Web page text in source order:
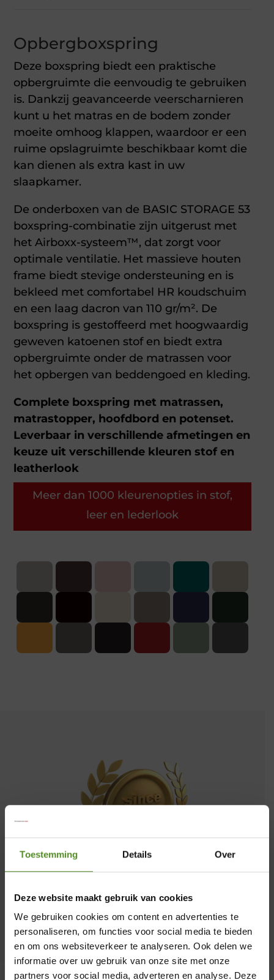
Toestemming Details Over
Deze website maakt gebruik van cookies
We gebruiken cookies om content en advertenties te
personaliseren, om functies voor social media te bieden
en om ons websiteverkeer te analyseren. Ook delen we
informatie over uw gebruik van onze site met onze
partners voor social media, adverteren en analyse. Deze
Opbergboxspring
Deze boxspring biedt een praktische
opbergruimte die eenvoudig te gebruiken
is. Dankzij geavanceerde veerscharnieren
kunt u het matras en de bodem zonder
moeite omhoog klappen, waardoor er een
ruime opslagruimte beschikbaar komt die
kan dienen als extra kast in uw
slaapkamer.
De onderboxen van de BASIC STORAGE 53
boxspring-combinatie zijn uitgerust met
het Airboxx-systeem™, dat zorgt voor
optimale ventilatie. Het massieve houten
frame biedt stevige ondersteuning en is
bekleed met comfortabel HR koudschuim
en een laag dacron van 110 gr/m². De
boxspring is gestoffeerd met hoogwaardig
geweven katoenen stof en biedt extra
opbergruimte onder de matrassen voor
het opbergen van beddengoed en kleding.
Complete boxspring met matrassen,
matrastopper, hoofdbord en potenset.
Leverbaar in verschillende afmetingen en
keuze uit verschillende kleuren stof en
leatherlook
Meer dan 1000 kleurenopties in stof,
leer en lederlook
Al meer dan twee decennia, sinds onze
oprichting in 1995, zijn wij een
toonaangevende aanbieder van
slaapcomfort. Een hoogtepunt in onze
geschiedenis is de ontwikkeling van het